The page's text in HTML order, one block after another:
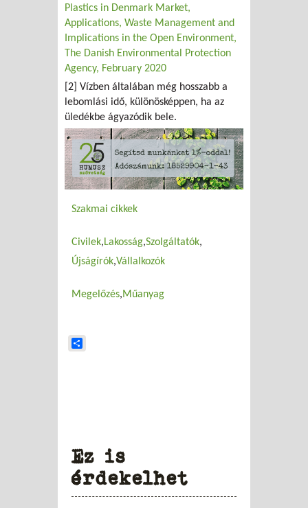
Plastics in Denmark Market,
Applications, Waste Management and
Implications in the Open Environment,
The Danish Environmental Protection
Agency, February 2020
[2] Vízben általában még hosszabb a
lebomlási idő, különösképpen, ha az
üledékbe ágyazódik bele.
Szakmai cikkek
Civilek Lakosság Szolgáltatók
Újságírók Vállalkozók
Megelőzés Műanyag
Ez is
érdekelhet